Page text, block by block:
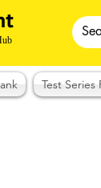
Test Series